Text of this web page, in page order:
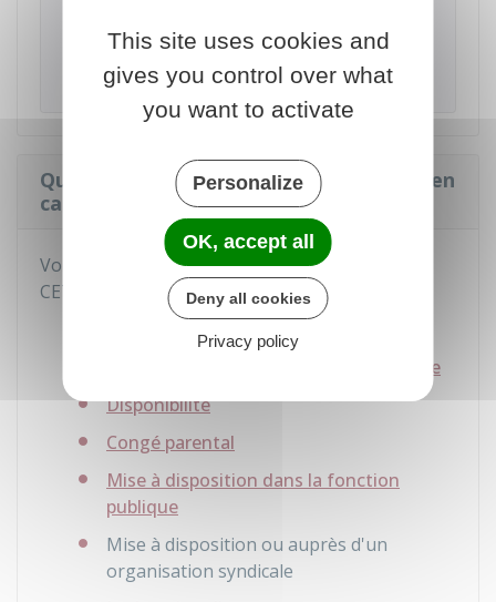
EN CAS DE DÉCÈS
d'un agent ayant ouvert un
CET, sesayants droitsbénéficient de
l'indemnisation des jours épargnés.
Que devient le compte épargne-temps en
cas de changement d'employeur ?
Vous conservez les jours épargnés
CET dans les cas suivants :
Détachement dans la fonction publique
Disponibilité
Congé parental
Mise à disposition dans la fonction
publique
Mise à disposition ou auprès d'un
organisation syndicale
This site uses cookies and
gives you control over what
you want to activate
Personalize
OK, accept all
Deny all cookies
Privacy policy